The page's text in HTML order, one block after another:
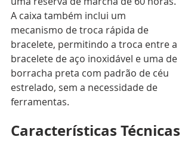
A caixa também inclui um
mecanismo de troca rápida de
bracelete, permitindo a troca entre a
bracelete de aço inoxidável e uma de
borracha preta com padrão de céu
estrelado, sem a necessidade de
ferramentas.
Características Técnicas